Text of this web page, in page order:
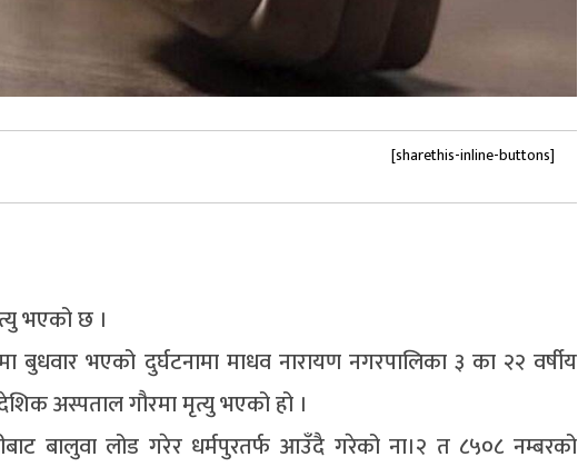
[sharethis-inline-buttons]
भएको छ ।
बुधवार भएको दुर्घटनामा माधव नारायण नगरपालिका ३ का २२ वर्षीय
अस्पताल गौरमा मृत्यु भएको हो ।
बालुवा लोड गरेर धर्मपुरतर्फ आउँदै गरेको ना।२ त ८५०८ नम्बरको